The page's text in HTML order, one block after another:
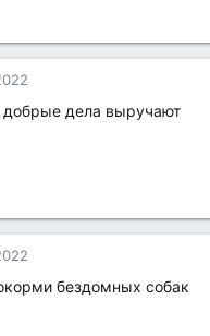
добрые дела выручают
бездомных собак